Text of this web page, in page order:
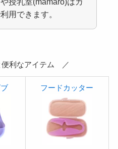
用できます。
利なアイテム ／
フードカッター